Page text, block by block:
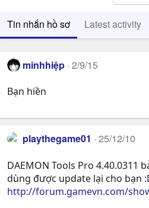
Tin nhắn hồ sơ Latest activity
minhhiệp 2/9/15
Bạn hiền
playthegame01 25/12/10
DAEMON Tools Pro 4.40.0311
dùng được update lại cho bạn
http://forum.gamevn.com/